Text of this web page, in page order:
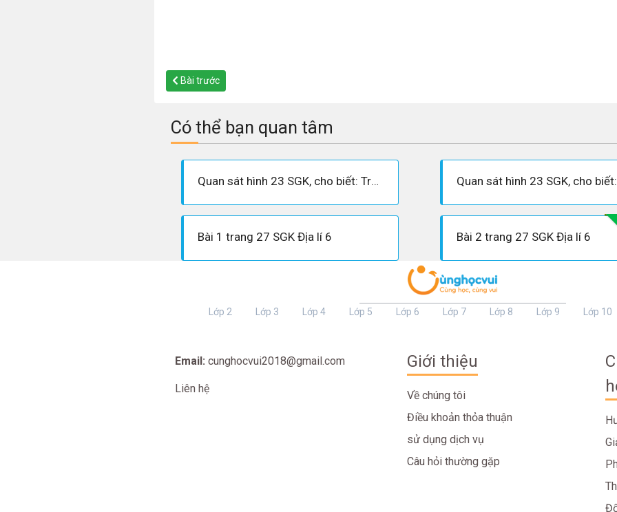
Bài trước
Có thể bạn quan tâm
Quan sát hình 23 SGK, cho biết: Trong ngày 22-6 (hạ chí), nửa cầu nào ngả về phía Mặt Trời? Trong ngày 22-12 (đông chí), nửa cầu nào ngả về phía Mặt Trời?
Bài 1 trang 27 SGK Địa lí 6 Bài 2 trang 27 SGK Địa lí 6
Lớp 2 Lớp 3 Lớp 4 Lớp 5 Lớp 6 Lớp 7 Lớp 8 Lớp 9 Lớp 10
Email: cunghocvui2018@gmail.com
Liên hệ
Giới thiệu
Về chúng tôi
Điều khoản thỏa thuận
sử dụng dịch vụ
Câu hỏi thường gặp